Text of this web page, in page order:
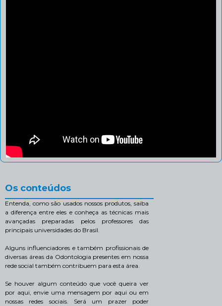
Os conteúdos
Entenda, como são usados nossos produtos, saiba
a diferença entre eles e conheça as técnicas mais
avançadas preparadas pelos professores das
principais universidades do Brasil.
Alguns influenciadores e também profissionais de
diversas áreas da Odontologia presentes em nossa
rede social também contribuem para esta área.
Se houver algum conteúdo que você queira ver
por aqui, envie uma mensagem por aqui ou em
nossas redes sociais. Será um prazer poder